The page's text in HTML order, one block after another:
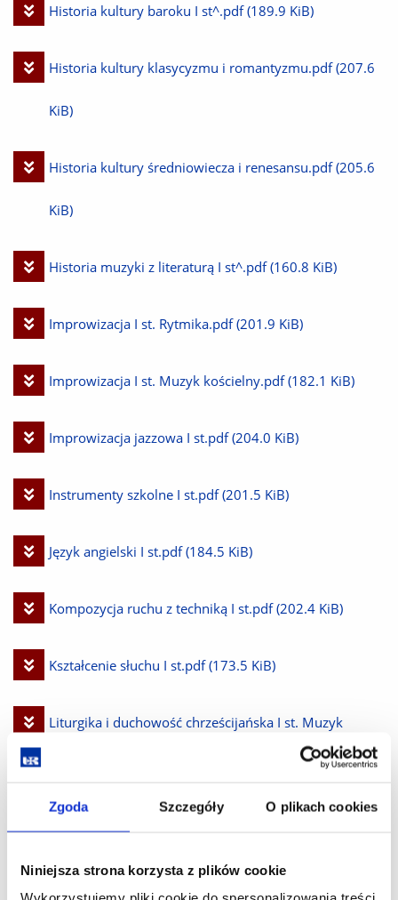
Zgoda Szczegóły O plikach cookies
Niniejsza strona korzysta z plików cookie
Pobierz
Historia kultury baroku I st^.pdf (189.9 KiB)
Pobierz
plik
Historia kultury klasycyzmu i romantyzmu.pdf (207.6
KiB)
Pobierz
plik
Historia kultury średniowiecza i renesansu.pdf (205.6
KiB)
Pobierz
Historia muzyki z literaturą I st^.pdf (160.8 KiB)
Pobierz
Improwizacja I st. Rytmika.pdf (201.9 KiB)
Pobierz
Improwizacja I st. Muzyk kościelny.pdf (182.1 KiB)
Pobierz
Improwizacja jazzowa I st.pdf (204.0 KiB)
Pobierz
Instrumenty szkolne I st.pdf (201.5 KiB)
Pobierz
Język angielski I st.pdf (184.5 KiB)
Pobierz
Kompozycja ruchu z techniką I st.pdf (202.4 KiB)
Pobierz
Kształcenie słuchu I st.pdf (173.5 KiB)
Pobierz
Liturgika i duchowość chrześcijańska I st. Muzyk
plik
Pobierz
Metodyka nauczania muzyki w szkole podstawowej